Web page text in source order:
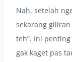
Nah, setelah
sekarang giliran
teh”. Ini
gak kaget pas